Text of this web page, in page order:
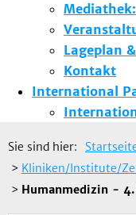
Lageplan
Kontakt
International
Sie sind hier:
> Kliniken/Institute/
> Humanmedizin -